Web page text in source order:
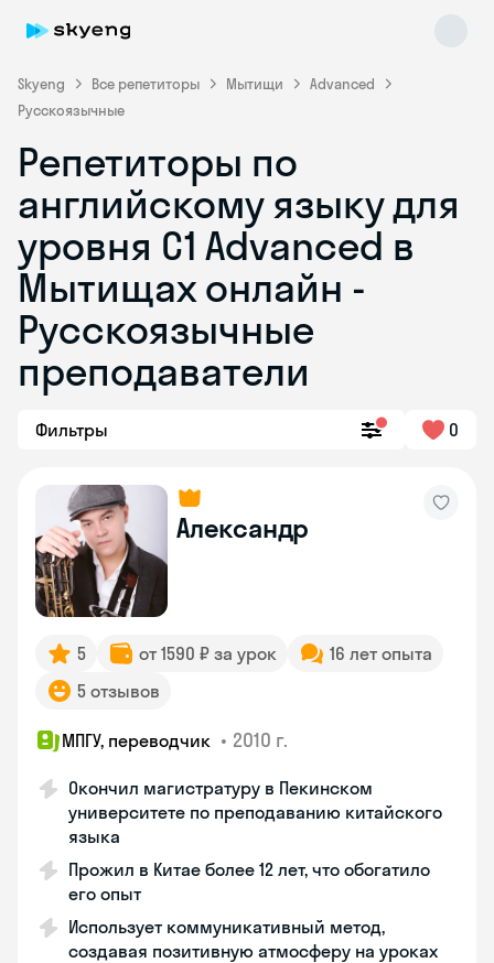
Skyeng Все репетиторы Мытищи
Advanced
Русскоязычные
Репетиторы по
английскому языку для
уровня C1 Advanced в
Мытищах онлайн -
Русскоязычные
преподаватели
Фильтры 0
Александр
5 от 1590 ₽ за урок
16 лет опыта
5 отзывов
МПГУ, переводчик • 2010 г.
Окончил магистратуру в Пекинском
университете по преподаванию китайского
языка
Прожил в Китае более 12 лет, что обогатило
его опыт
Использует коммуникативный метод,
создавая позитивную атмосферу на уроках
Skyeng Chat